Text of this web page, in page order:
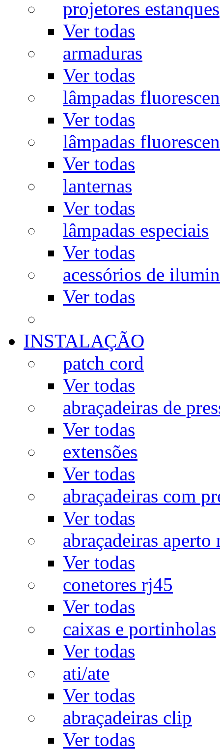
projetores estanques
Ver todas
armaduras
Ver todas
lâmpadas
Ver todas
lâmpadas
Ver todas
lanternas
Ver todas
lâmpadas especiais
Ver todas
acessórios de
Ver todas
INSTALAÇÃO
patch cord
Ver todas
abraçadeiras de
Ver todas
extensões
Ver todas
abraçadeiras com
Ver todas
abraçadeiras aperto
Ver todas
conetores rj45
Ver todas
caixas e portinholas
Ver todas
ati/ate
Ver todas
abraçadeiras clip
Ver todas